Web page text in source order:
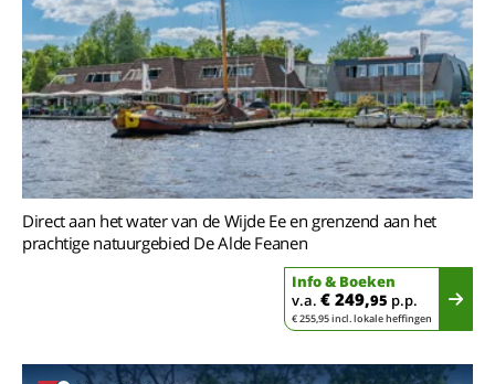
Direct aan het water van de Wijde Ee en grenzend aan het
prachtige natuurgebied De Alde Feanen
Info & Boeken
v.a. € 249,95 p.p.
€ 255,95 incl. lokale heffingen